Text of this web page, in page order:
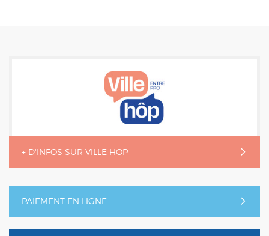
+ D'INFOS SUR VILLE HOP
PAIEMENT EN LIGNE